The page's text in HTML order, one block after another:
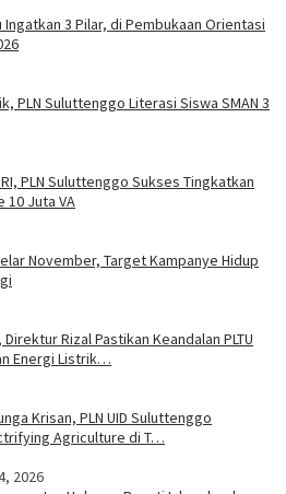
3 Pilar, di Pembukaan Orientasi
PLN Suluttenggo Literasi Siswa SMAN 3
PLN Suluttenggo Sukses Tingkatkan
10 Juta VA
November, Target Kampanye Hidup
Rizal Pastikan Keandalan PLTU
Energi Listrik…
Krisan, PLN UID Suluttenggo
Agriculture di T…
2026